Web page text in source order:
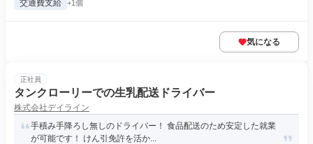
交通費支給 +1個
気になる
正社員
タンクローリーでの生乳配送ドライバー
株式会社デイライン
手積み手降ろし無しのドライバー！ 食品配送のため安定した就業
が可能です！ けん引免許を活か...